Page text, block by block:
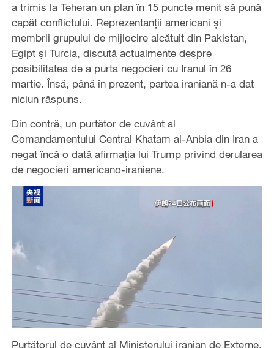
a trimis la Teheran un plan în 15 puncte menit să pună
capăt conflictului. Reprezentanții americani și
membrii grupului de mijlocire alcătuit din Pakistan,
Egipt și Turcia, discută actualmente despre
posibilitatea de a purta negocieri cu Iranul în 26
martie. Însă, până în prezent, partea iraniană n-a dat
niciun răspuns.
Din contră, un purtător de cuvânt al
Comandamentului Central Khatam al-Anbia din Iran a
negat încă o dată afirmația lui Trump privind derularea
de negocieri americano-iraniene.
Purtătorul de cuvânt al Ministerului iranian de Externe,